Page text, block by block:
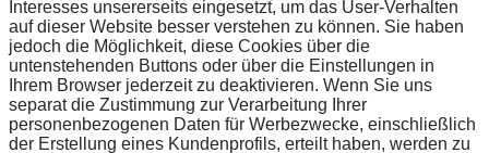
Interesses unsererseits eingesetzt, um das User-Verhalten
auf dieser Website besser verstehen zu können. Sie haben
jedoch die Möglichkeit, diese Cookies über die
untenstehenden Buttons oder über die Einstellungen in
Ihrem Browser jederzeit zu deaktivieren. Wenn Sie uns
separat die Zustimmung zur Verarbeitung Ihrer
personenbezogenen Daten für Werbezwecke, einschließlich
der Erstellung eines Kundenprofils, erteilt haben, werden zu